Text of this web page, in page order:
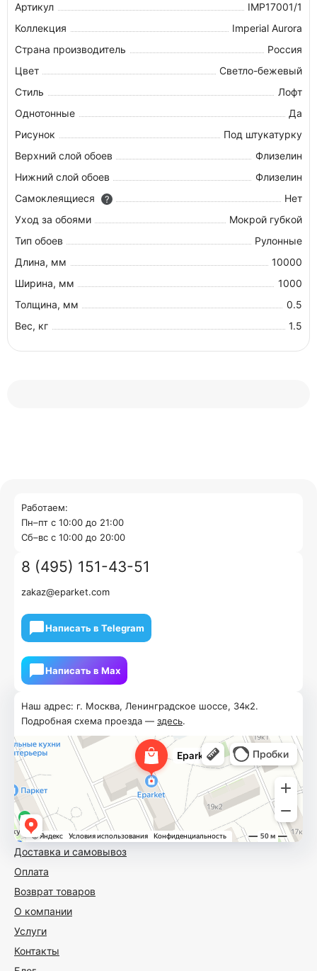
Артикул
IMP17001/1
Коллекция
Imperial Aurora
Страна производитель
Россия
Цвет
Светло-бежевый
Стиль
Лофт
Однотонные
Да
Рисунок
Под штукатурку
Верхний слой обоев
Флизелин
Нижний слой обоев
Флизелин
Самоклеящиеся
?
Нет
Уход за обоями
Мокрой губкой
Тип обоев
Рулонные
Длина, мм
10000
Ширина, мм
1000
Толщина, мм
0.5
Вес, кг
1.5
Доставка и самовывоз
Оплата
Возврат товаров
О компании
Услуги
Контакты
Наш адрес: г. Москва, Ленинградское шоссе, 34к2.
Подробная схема проезда — здесь.
Работаем:
Пн–пт с 10:00 до 21:00
Cб–вс с 10:00 до 20:00
8 (495) 151-43-51
zakaz@eparket.com
Написать в Telegram
Написать в Мах